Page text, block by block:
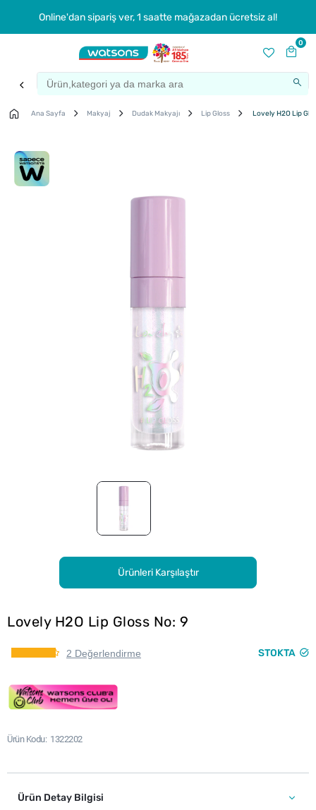
Online'dan sipariş ver, 1 saatte mağazadan ücretsiz al!
0
Ana Sayfa Makyaj Dudak Makyajı Lip Gloss Lovely H2O Lip
Ürünleri Karşılaştır
Lovely H2O Lip Gloss No: 9
2 Değerlendirme STOKTA
Ürün Kodu 1322202
Ürün Detay Bilgisi